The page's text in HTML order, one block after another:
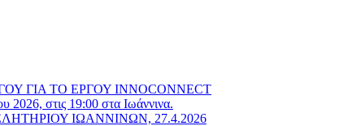
ΓΙΑ ΤΟ ΕΡΓΟΥ INNOCONNECT
στις 19:00 στα Ιωάννινα.
ΙΩΑΝΝΙΝΩΝ, 27.4.2026